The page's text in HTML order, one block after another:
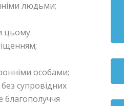
людьми;
цьому
особами;
супровідних
благополуччя